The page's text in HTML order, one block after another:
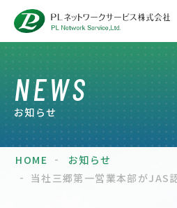
NEWS
お知らせ
HOME
お知らせ
当社三郷第一営業本部がJAS